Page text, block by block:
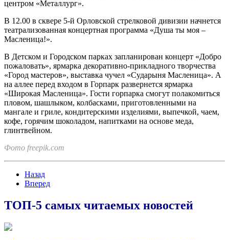
центром «Металлург».
В 12.00 в сквере 5-й Орловской стрелковой дивизии начнется
театрализованная концертная программа «Душа ты моя –
Масленица!».
В Детском и Городском парках запланирован концерт «Добро
пожаловать», ярмарка декоративно-прикладного творчества
«Город мастеров», выставка чучел «Сударыня Масленица». А
на аллее перед входом в Горпарк развернется ярмарка
«Широкая Масленица». Гости горпарка смогут полакомиться
пловом, шашлыком, колбасками, приготовленными на
мангале и гриле, кондитерскими изделиями, выпечкой, чаем,
кофе, горячим шоколадом, напитками на основе меда,
глинтвейном.
Фото freepik.com
Назад
Вперед
ТОП-5 самых читаемых новостей